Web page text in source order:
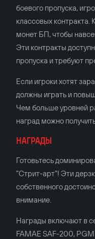
боевого пропуска,
классовых контракта.
монет БП, чтобы
Эти контракты
пропуска и требуют
Если игроки хотят
должны играть и
Чем больше уровней
наград можно
НАГРАДЫ
Готовьтесь
"Стрит-арт"! Эти
собственного
внимание.
Награды включают в
FAMAE SAF-200,